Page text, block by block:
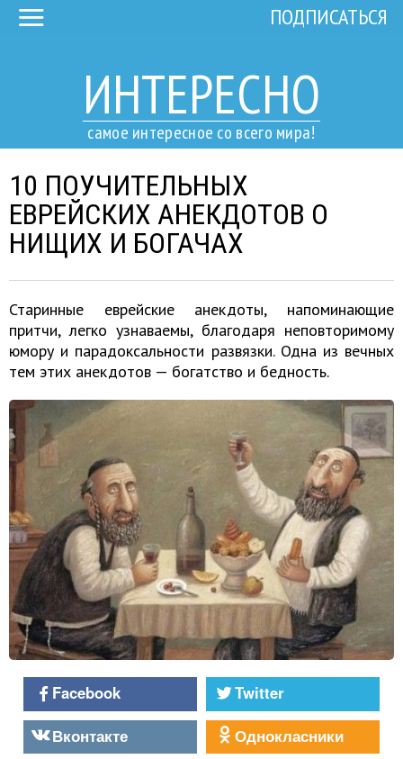
ИНТЕРЕСНО
самое интересное со всего мира!
ПОДПИСАТЬСЯ
10 ПОУЧИТЕЛЬНЫХ
ЕВРЕЙСКИХ АНЕКДОТОВ О
НИЩИХ И БОГАЧАХ
Старинные еврейские анекдоты, напоминающие
притчи, легко узнаваемы, благодаря неповторимому
юмору и парадоксальности развязки. Одна из вечных
тем этих анекдотов — богатство и бедность.
Facebook
Twitter
Вконтакте
Однокласники